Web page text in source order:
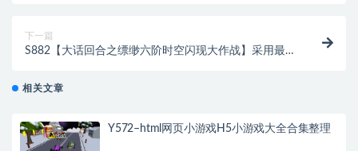
下一篇
S882【大话回合之缥缈六阶时空闪现大作战】采用最新
相关文章
Y572–html网页小游戏H5小游戏大全合集整理